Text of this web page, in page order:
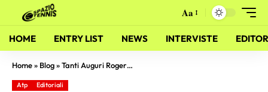
Aa
HOME ENTRY LIST NEWS INTERVISTE
Home» Blog»Tanti Auguri Roger…
Atp Editoriali